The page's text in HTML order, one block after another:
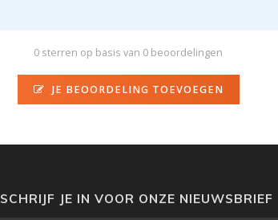
0 sterren op basis van 0 beoordelingen
JE BEOORDELING TOEVOEGEN
SCHRIJF JE IN VOOR ONZE NIEUWSBRIEF